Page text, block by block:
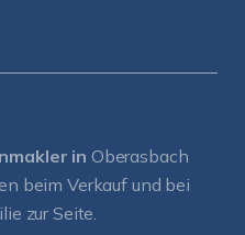
in Oberasbach
beim Verkauf und bei
zur Seite.